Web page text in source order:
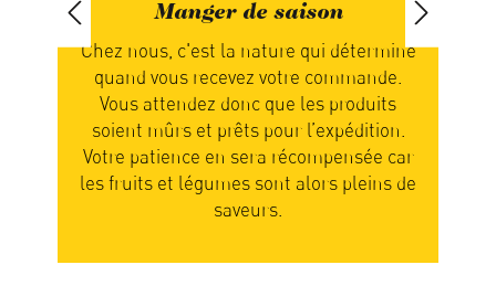
Manger de saison
Chez nous, c'est la nature qui détermine
quand vous recevez votre commande.
Vous attendez donc que les produits
soient mûrs et prêts pour l’expédition.
Votre patience en sera récompensée car
les fruits et légumes sont alors pleins de
saveurs.